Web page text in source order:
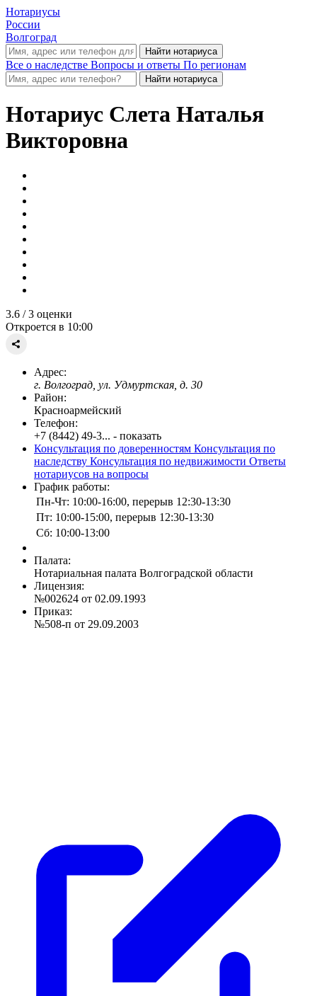
Нотариусы
России
Волгоград
Все о наследстве Вопросы и ответы По регионам
Нотариус Слета Наталья
Викторовна
3.6 / 3 оценки
Откроется в 10:00
Адрес:
г. Волгоград, ул. Удмуртская, д. 30
Район:
Красноармейский
Телефон:
+7 (8442) 49-3... - показать
Консультация по доверенностям Консультация по
наследству Консультация по недвижимости Ответы
нотариусов на вопросы
График работы:
Пн-Чт: 10:00-16:00, перерыв 12:30-13:30
Пт: 10:00-15:00, перерыв 12:30-13:30
Сб: 10:00-13:00
Палата:
Нотариальная палата Волгоградской области
Лицензия:
№002624 от 02.09.1993
Приказ:
№508-п от 29.09.2003